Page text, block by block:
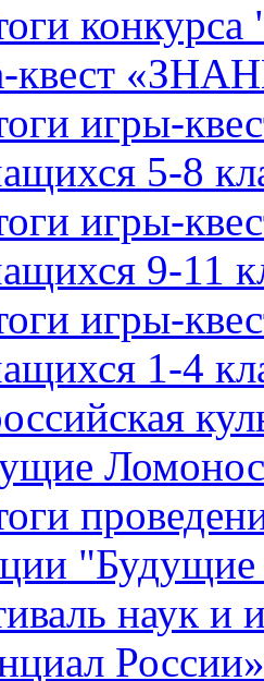
квест
игры-
5-8
игры-
9-11
игры-
1-4
наук и
России»